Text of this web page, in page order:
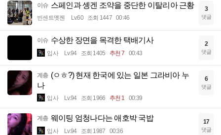
이슈 스페인과 솅겐 조약을 중단한 이탈리아 근황
빈센트멧젠 Lv.60 조회 1447 00:46
3
댓글
이슈 수상한 장면을 목격한 택배기사
입사 Lv.94 조회 1405 추천 7 00:43
2
댓글
계층 (ㅇㅎ?) 현재 한국에 있는 일본 그라비아 누
나
입사 Lv.94 조회 1966 추천 1 00:39
6
댓글
계층 웨이팅 엄청나다는 애호박 국밥
입사 Lv.94 조회 1987 00:36
17
댓글